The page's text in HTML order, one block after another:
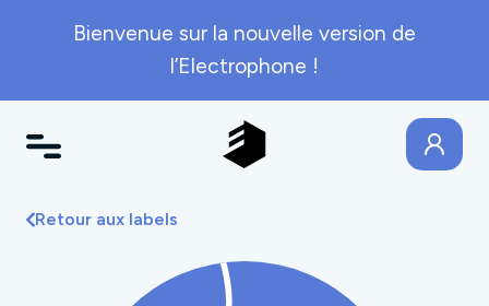
Bienvenue sur la nouvelle version de
l’Electrophone !
Retour aux labels